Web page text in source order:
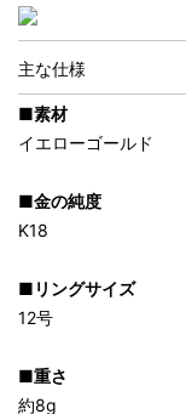
主な仕様
■素材
イエローゴールド
■金の純度
K18
■リングサイズ
12号
■重さ
約8g